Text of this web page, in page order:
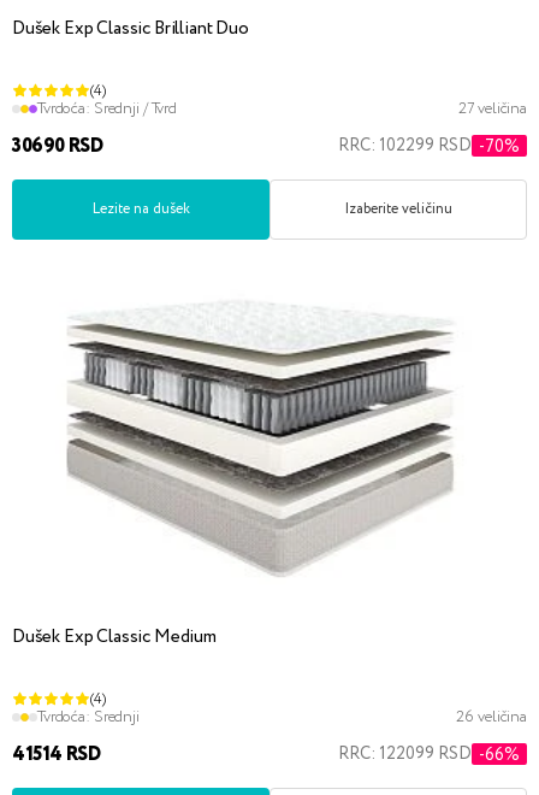
Dušek Exp Classic Brilliant Duo
(4)
Tvrdoća: Srednji / Tvrd 27 veličina
30690 RSD RRC: 102299 RSD -70%
Lezite na dušek Izaberite veličinu
Dušek Exp Classic Medium
(4)
Tvrdoća: Srednji 26 veličina
41514 RSD RRC: 122099 RSD -66%